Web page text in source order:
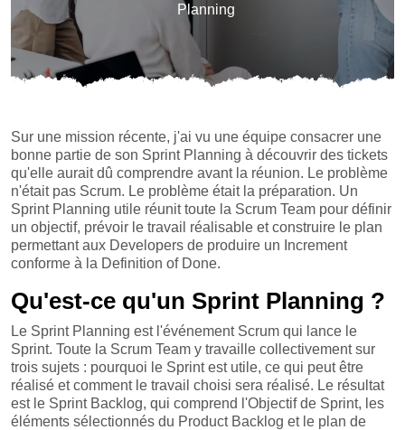
Planning
Sur une mission récente, j'ai vu une équipe consacrer une
bonne partie de son Sprint Planning à découvrir des tickets
qu'elle aurait dû comprendre avant la réunion. Le problème
n'était pas Scrum. Le problème était la préparation. Un
Sprint Planning utile réunit toute la Scrum Team pour définir
un objectif, prévoir le travail réalisable et construire le plan
permettant aux Developers de produire un Increment
conforme à la Definition of Done.
Qu'est-ce qu'un Sprint Planning ?
Le Sprint Planning est l'événement Scrum qui lance le
Sprint. Toute la Scrum Team y travaille collectivement sur
trois sujets : pourquoi le Sprint est utile, ce qui peut être
réalisé et comment le travail choisi sera réalisé. Le résultat
est le Sprint Backlog, qui comprend l'Objectif de Sprint, les
éléments sélectionnés du Product Backlog et le plan de